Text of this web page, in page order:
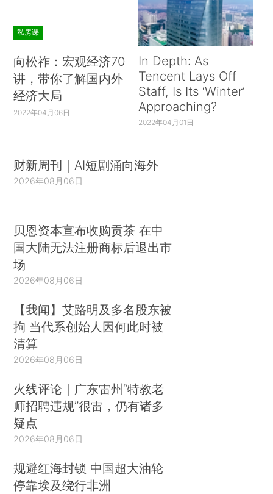
私房课
向松祚：宏观经济70
讲，带你了解国内外
经济大局
2022年04月06日
In Depth: As
Tencent Lays Off
Staff, Is Its ‘Winter’
Approaching?
2022年04月01日
财新周刊｜AI短剧涌向海外
2026年08月06日
贝恩资本宣布收购贡茶 在中
国大陆无法注册商标后退出市
场
2026年08月06日
【我闻】艾路明及多名股东被
拘 当代系创始人因何此时被
清算
2026年08月06日
火线评论｜广东雷州“特教老
师招聘违规”很雷，仍有诸多
疑点
2026年08月06日
规避红海封锁 中国超大油轮
停靠埃及绕行非洲